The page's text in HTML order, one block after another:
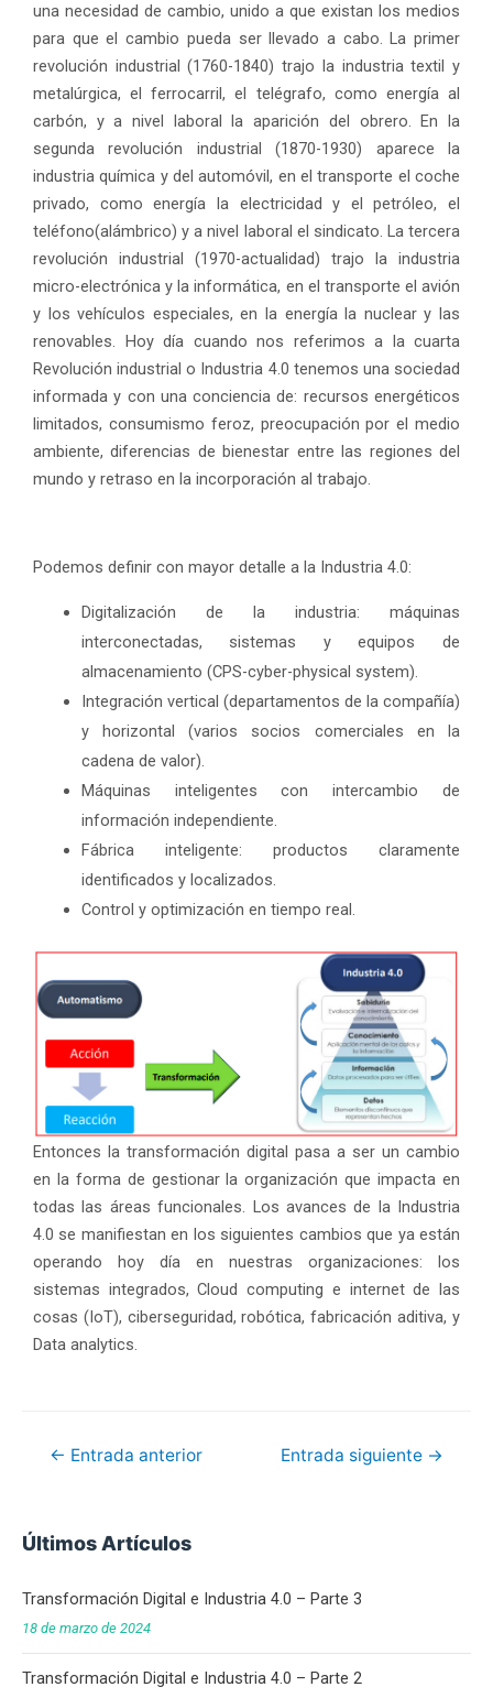
una necesidad de cambio, unido a que existan los medios
para que el cambio pueda ser llevado a cabo. La primer
revolución industrial (1760-1840) trajo la industria textil y
metalúrgica, el ferrocarril, el telégrafo, como energía al
carbón, y a nivel laboral la aparición del obrero. En la
segunda revolución industrial (1870-1930) aparece la
industria química y del automóvil, en el transporte el coche
privado, como energía la electricidad y el petróleo, el
teléfono(alámbrico) y a nivel laboral el sindicato. La tercera
revolución industrial (1970-actualidad) trajo la industria
micro-electrónica y la informática, en el transporte el avión
y los vehículos especiales, en la energía la nuclear y las
renovables. Hoy día cuando nos referimos a la cuarta
Revolución industrial o Industria 4.0 tenemos una sociedad
informada y con una conciencia de: recursos energéticos
limitados, consumismo feroz, preocupación por el medio
ambiente, diferencias de bienestar entre las regiones del
mundo y retraso en la incorporación al trabajo.
Podemos definir con mayor detalle a la Industria 4.0:
Digitalización de la industria: máquinas
interconectadas, sistemas y equipos de
almacenamiento (CPS-cyber-physical system).
Integración vertical (departamentos de la compañía)
y horizontal (varios socios comerciales en la
cadena de valor).
Máquinas inteligentes con intercambio de
información independiente.
Fábrica inteligente: productos claramente
identificados y localizados.
Control y optimización en tiempo real.
Entonces la transformación digital pasa a ser un cambio
en la forma de gestionar la organización que impacta en
todas las áreas funcionales. Los avances de la Industria
4.0 se manifiestan en los siguientes cambios que ya están
operando hoy día en nuestras organizaciones: los
sistemas integrados, Cloud computing e internet de las
cosas (IoT), ciberseguridad, robótica, fabricación aditiva, y
Data analytics.
← Entrada anterior Entrada siguiente →
Últimos Artículos
Transformación Digital e Industria 4.0 – Parte 3
18 de marzo de 2024
Transformación Digital e Industria 4.0 – Parte 2